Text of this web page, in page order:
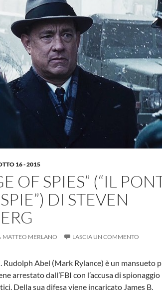
16 - 2015
OF SPIES” (“IL
DI STEVEN
MATTEO MERLANO LASCIA UN COMMENTO
Rudolph Abel (Mark Rylance) è un mansueto
arrestato dall’FBI con l’accusa di spionaggio
Della sua difesa viene incaricato James B.